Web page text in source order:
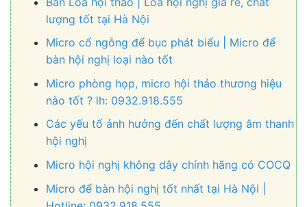
lượng tốt tại Hà Nội
Micro cổ ngỗng để bục phát biểu | Micro để
bàn hội nghị loại nào tốt
Micro phòng họp, micro hội thảo thương hiệu
nào tốt ? lh: 0932.918.555
Các yếu tố ảnh hưởng đến chất lượng âm thanh
hội nghị
Micro hội nghị không dây chính hãng có COCQ
Micro để bàn hội nghị tốt nhất tại Hà Nội |